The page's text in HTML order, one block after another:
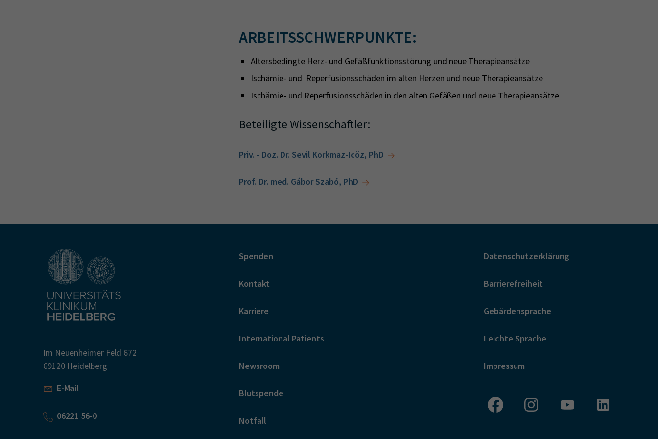
ARBEITSSCHWERPUNKTE:
Altersbedingte Herz- und Gefäßfunktionsstörung und neue Therapieansätze
Ischämie- und Reperfusionsschäden im alten Herzen und neue Therapieansätze
Ischämie- und Reperfusionsschäden in den alten Gefäßen und neue Therapieansätze
Beteiligte Wissenschaftler:
Priv. - Doz. Dr. Sevil Korkmaz-Icöz, PhD
Prof. Dr. med. Gábor Szabó, PhD
Im Neuenheimer Feld 672
69120 Heidelberg
E-Mail
06221 56-0
Spenden
Kontakt
Karriere
International Patients
Newsroom
Blutspende
Notfall
Datenschutzerklärung
Barrierefreiheit
Gebärdensprache
Leichte Sprache
Impressum